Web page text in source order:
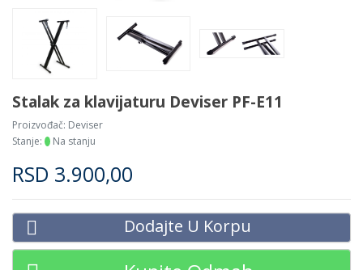
Stalak za klavijaturu Deviser PF-E11
Proizvođač: Deviser
Stanje:
Na stanju
RSD 3.900,00
Dodajte U Korpu